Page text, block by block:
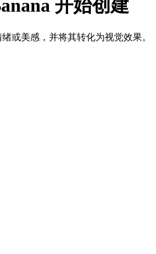
开始创建
或美感，并将其转化为视觉效果。